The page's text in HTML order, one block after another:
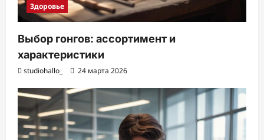
Здоровье
Выбор гонгов: ассортимент и
характеристики
studiohallo_ 24 марта 2026